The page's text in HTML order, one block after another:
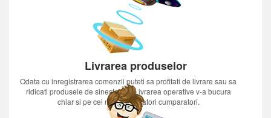
Livrarea produselor
Odata cu inregistrarea comenzii puteti sa profitati de livrare sau sa
ridicati produsele de sinestatator.Livrarea operative v-a bucura
chiar si pe cei mai nerabdatori cumparatori.